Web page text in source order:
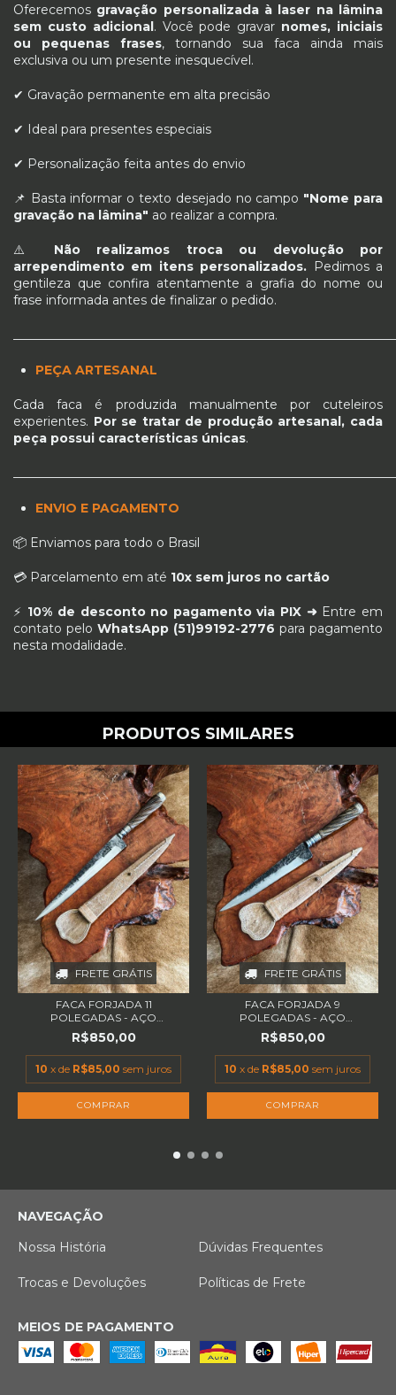
Oferecemos gravação personalizada à laser na lâmina
sem custo adicional. Você pode gravar nomes, iniciais
ou pequenas frases, tornando sua faca ainda mais
exclusiva ou um presente inesquecível.
✔ Gravação permanente em alta precisão
✔ Ideal para presentes especiais
✔ Personalização feita antes do envio
📌 Basta informar o texto desejado no campo "Nome para
gravação na lâmina" ao realizar a compra.
⚠️ Não realizamos troca ou devolução por
arrependimento em itens personalizados. Pedimos a
gentileza que confira atentamente a grafia do nome ou
frase informada antes de finalizar o pedido.
PEÇA ARTESANAL
Cada faca é produzida manualmente por cuteleiros
experientes. Por se tratar de produção artesanal, cada
peça possui características únicas.
ENVIO E PAGAMENTO
📦 Enviamos para todo o Brasil
💳 Parcelamento em até 10x sem juros no cartão
⚡ 10% de desconto no pagamento via PIX ➜ Entre em
contato pelo WhatsApp (51)99192-2776 para pagamento
nesta modalidade.
PRODUTOS SIMILARES
FRETE GRÁTIS
FACA FORJADA 11
POLEGADAS - AÇO
CARBONO...
R$850,00
10 x de R$85,00 sem juros
FRETE GRÁTIS
FACA FORJADA 9
POLEGADAS - AÇO
CARBONO 5...
R$850,00
10 x de R$85,00 sem juros
NAVEGAÇÃO
Nossa História
Dúvidas Frequentes
Trocas e Devoluções Políticas de Frete
MEIOS DE PAGAMENTO